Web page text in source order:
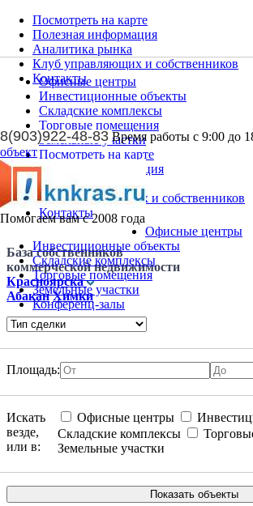
Посмотреть на карте
Полезная информация
Аналитика рынка
Клуб управляющих и собственников
Контакты
8(903)922-48-83 Время работы с 9:00 до
объект
Помогаем вам с 2008 года
Офисные центры
Инвестиционные объекты
Складские комплексы
Торговые помещения
Земельные участки
Конференц-залы
Офисные центры
Инвестиционные объекты
Складские комплексы
Торговые помещения
Земельные участки
Посмотреть на карте
Полезная информация
Аналитика рынка
Клуб управляющих и собственников
Контакты
База собственников
коммерческой недвижимости
Красноярска
Абакан Химки
Площадь:
Искать
везде,
или в:
Офисные центры
Складские комплексы
Земельные участки